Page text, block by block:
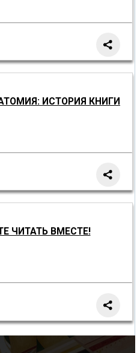
ИСТОРИЯ КНИГИ
ЧИТАТЬ ВМЕСТЕ!